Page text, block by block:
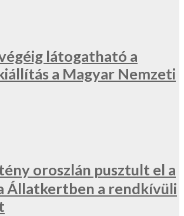
látogatható a
a Magyar Nemzeti
oroszlán pusztult el a
Állatkertben a rendkívüli